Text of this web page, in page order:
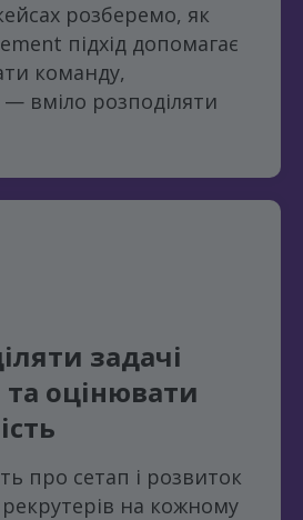
розберемо, як
підхід допомагає
команду,
вміло розподіляти
задачі
оцінювати
про сетап і розвиток
на кожному